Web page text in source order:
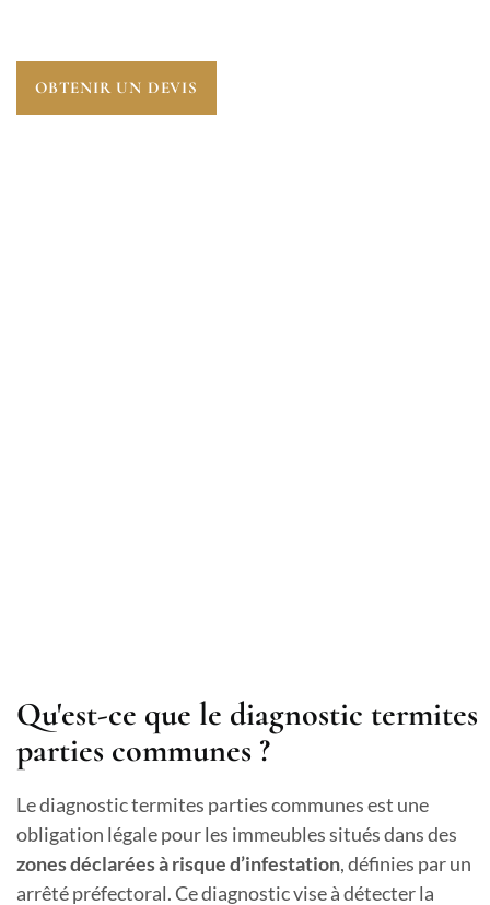
OBTENIR UN DEVIS
Qu'est-ce que le diagnostic termites
parties communes ?
Le diagnostic termites parties communes est une
obligation légale pour les immeubles situés dans des
zones déclarées à risque d’infestation, définies par un
arrêté préfectoral. Ce diagnostic vise à détecter la